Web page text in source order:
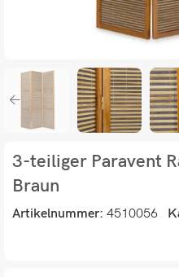
3-teiliger Paravent
Braun
Artikelnummer: 4510056